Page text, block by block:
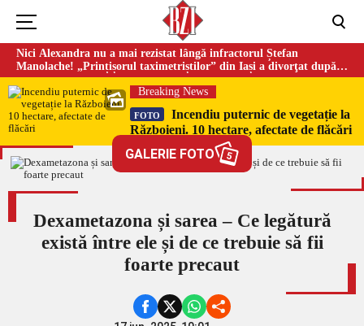
Nici Alexandra nu a mai rezistat lângă infractorul Ștefan
Manolache! „Prințișorul taximetriștilor” din Iași a divorţat după
doi ani de căsnicie
Breaking News
FOTO
Incendiu puternic de vegetație la
Războieni. 10 hectare, afectate de flăcări
GALERIE FOTO 5
Dexametazona și sarea – Ce legătură
există între ele și de ce trebuie să fii
foarte precaut